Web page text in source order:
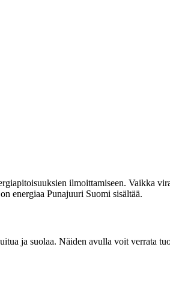
ilmoittamiseen. Vaikka
energiaa Punajuuri Suomi sisältää.
ja suolaa. Näiden avulla voit verrata